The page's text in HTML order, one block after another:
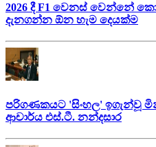
2026 දී F1 වෙනස් වෙන්නේ
දැනගන්න ඕන හැම දෙයක්ම
පරිගණකයට 'සිංහල' ඉගැන්වූ
ආචාර්ය එස්.ටී. නන්දසාර